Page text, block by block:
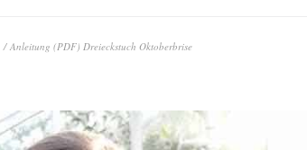
/ Anleitung (PDF) Dreieckstuch Oktoberbrise